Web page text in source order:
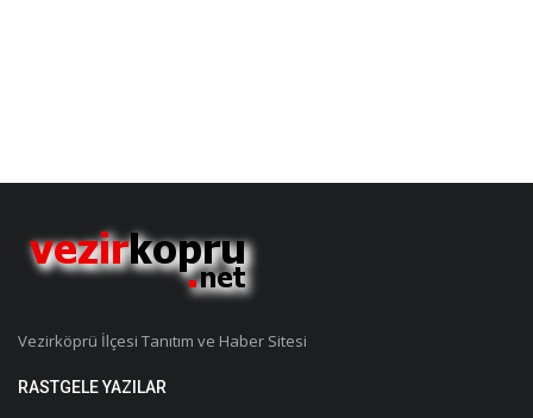
Vezirköprü İlçesi Tanıtım ve Haber Sitesi
RASTGELE YAZILAR